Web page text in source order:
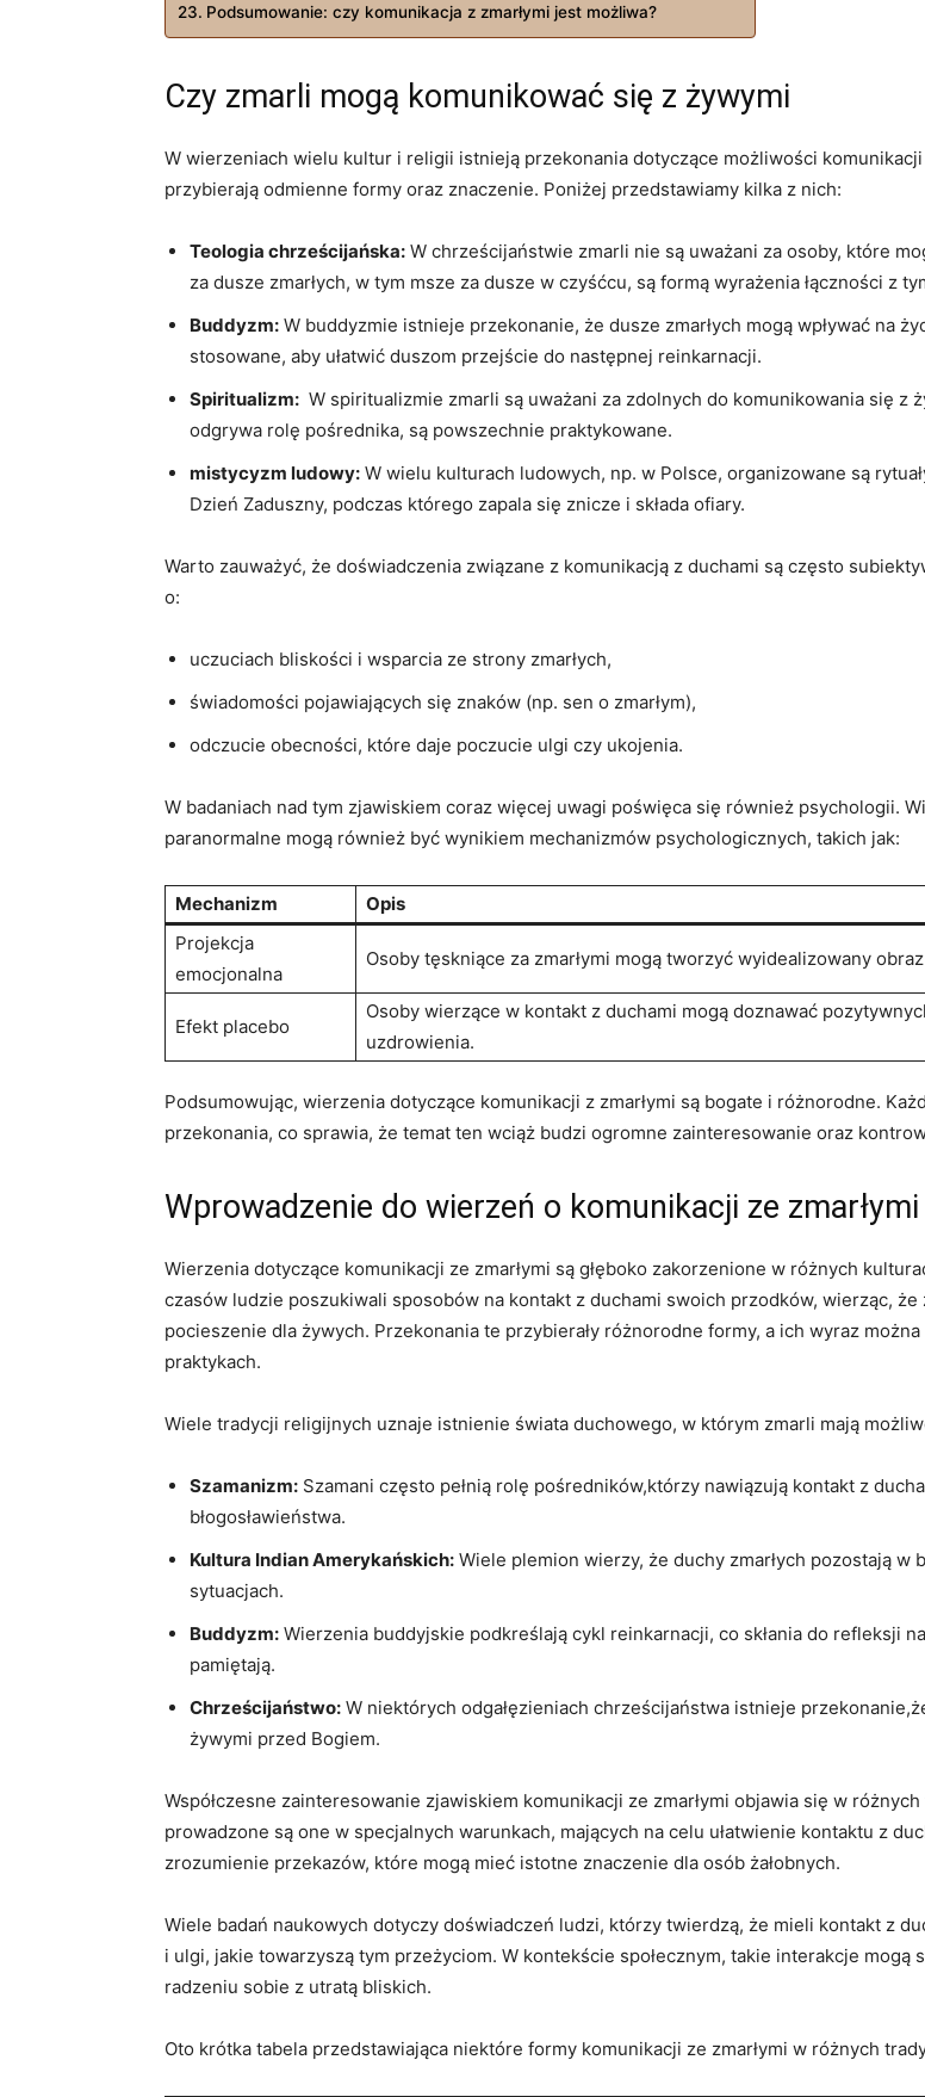
Podsumowanie: czy​ komunikacja ‍z zmarłymi jest ​możliwa?
Czy zmarli mogą ​komunikować⁤ się ​z żywymi
W⁤ wierzeniach wielu ‌kultur i religii istnieją przekonania ‌dotyczące możliwości⁢
przybierają⁢ odmienne formy‍ oraz znaczenie. Poniżej przedstawiamy kilka z nich:
Teologia chrześcijańska: W ⁢chrześcijaństwie ⁣zmarli nie są uważani za⁣ osoby, które
za dusze ‍zmarłych, w tym ​msze za dusze w czyśćcu,⁢ są ​formą wyrażenia łączności z
Buddyzm: W buddyzmie istnieje przekonanie,⁣ że dusze⁣ zmarłych mogą‍ wpływać na
stosowane, aby ułatwić duszom przejście do następnej reinkarnacji.
Spiritualizm:
W spiritualizmie zmarli ⁢są ‍uważani za zdolnych‌ do⁢ komunikowania się⁢
⁣odgrywa rolę ⁤pośrednika,‌ są powszechnie praktykowane.
mistycyzm ⁢ludowy: ⁢W wielu kulturach ludowych, ‍np. w Polsce, organizowane‍ są
Dzień⁤ Zaduszny, podczas którego zapala się znicze i składa‍ ofiary.
Warto zauważyć, że doświadczenia związane​ z komunikacją z‌ duchami są‌ często
o:
uczuciach ⁣bliskości i⁤ wsparcia ze strony zmarłych,
świadomości ⁣pojawiających się znaków (np. sen o zmarłym),
odczucie obecności, które daje ⁢poczucie​ ulgi czy ukojenia.
W badaniach nad ⁢tym zjawiskiem coraz⁤ więcej uwagi ⁤poświęca się ‍również psychologii.
⁤paranormalne⁢ mogą⁣ również być wynikiem mechanizmów psychologicznych, takich jak:
Mechanizm
Opis
Projekcja
emocjonalna
Osoby tęskniące za zmarłymi mogą tworzyć⁤ wyidealizowany
Efekt placebo
Osoby wierzące w kontakt z‍ duchami mogą ⁤doznawać
uzdrowienia.
Podsumowując, wierzenia​ dotyczące ​komunikacji z ‌zmarłymi są bogate⁣ i różnorodne.
przekonania, ⁣co sprawia, że temat⁣ ten wciąż budzi ogromne zainteresowanie oraz
Wprowadzenie do wierzeń o komunikacji ze zmarłymi
Wierzenia ‌dotyczące komunikacji ​ze zmarłymi są ‍głęboko zakorzenione w różnych‍
czasów ludzie poszukiwali sposobów na kontakt z ⁤duchami swoich⁢ przodków, wierząc,
pocieszenie ‍dla ⁣żywych. Przekonania te‌ przybierały różnorodne ⁣formy, ⁢a ⁢ich wyraz
praktykach.
Wiele tradycji religijnych uznaje istnienie świata duchowego,‌ w którym zmarli mają
Szamanizm: Szamani często⁣ pełnią rolę pośredników,którzy⁣ nawiązują‌ kontakt⁣ z
błogosławieństwa.
Kultura Indian ‍Amerykańskich: Wiele ⁤plemion ‌wierzy, że duchy zmarłych‍ pozostają
sytuacjach.
Buddyzm: ​Wierzenia buddyjskie podkreślają cykl reinkarnacji,⁣ co skłania do​ refleksji
pamiętają.
Chrześcijaństwo: W niektórych​ odgałęzieniach⁢ chrześcijaństwa istnieje
żywymi przed Bogiem.
Współczesne zainteresowanie zjawiskiem komunikacji ze zmarłymi objawia się w
prowadzone⁢ są one w specjalnych warunkach, mających na ‍celu ułatwienie ⁤kontaktu z
zrozumienie przekazów, które mogą mieć ⁢istotne ​znaczenie dla osób żałobnych.
Wiele⁢ badań naukowych dotyczy doświadczeń ludzi, którzy twierdzą,‌ że mieli kontakt z
i ulgi, jakie towarzyszą tym‍ przeżyciom. W kontekście⁣ społecznym, ‍takie interakcje ​mogą‌
radzeniu sobie z⁤ utratą⁤ bliskich.
Oto krótka​ tabela⁤ przedstawiająca‍ niektóre formy ⁣komunikacji ze⁤ zmarłymi w różnych